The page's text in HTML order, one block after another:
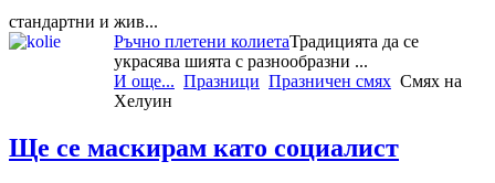
стандартни и жив...
Ръчно плетени колиетаТрадицията да се
украсява шията с разнообразни ...
И още... Празници Празничен смях Смях на
Хелуин
Ще се маскирам като социалист